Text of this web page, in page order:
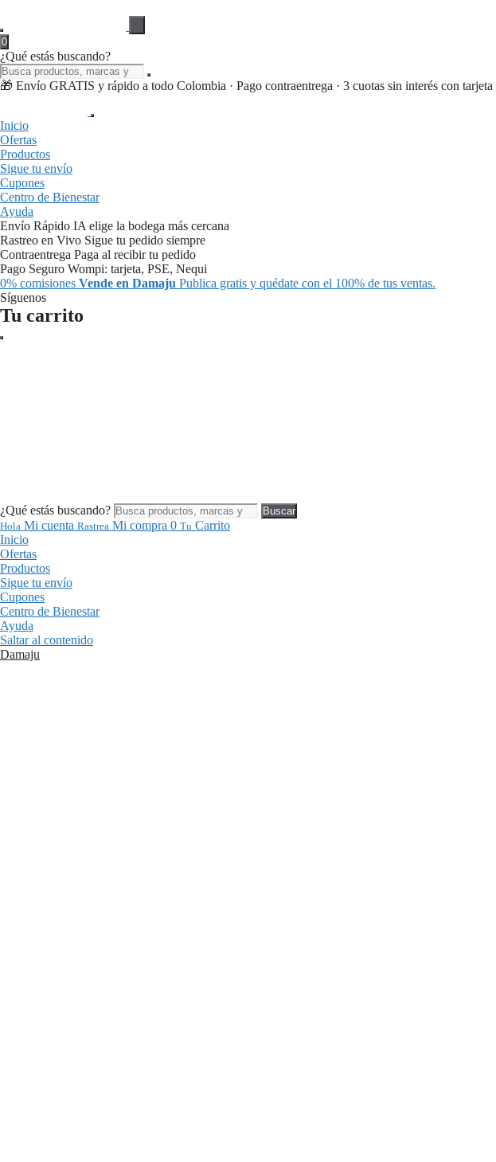
0
¿Qué estás buscando?
🎁 Envío GRATIS y rápido a todo Colombia · Pago contraentrega · 3 cuotas sin interés con tarjeta
Inicio
Ofertas
Productos
Sigue tu envío
Cupones
Centro de Bienestar
Ayuda
Envío Rápido IA elige la bodega más cercana
Rastreo en Vivo Sigue tu pedido siempre
Contraentrega Paga al recibir tu pedido
Pago Seguro Wompi: tarjeta, PSE, Nequi
0% comisiones Vende en Damaju Publica gratis y quédate con el 100% de tus ventas.
Síguenos
Tu carrito
¿Qué estás buscando?
Buscar
Hola Mi cuenta Rastrea Mi compra 0 Tu Carrito
Inicio
Ofertas
Productos
Sigue tu envío
Cupones
Centro de Bienestar
Ayuda
Saltar al contenido
Damaju